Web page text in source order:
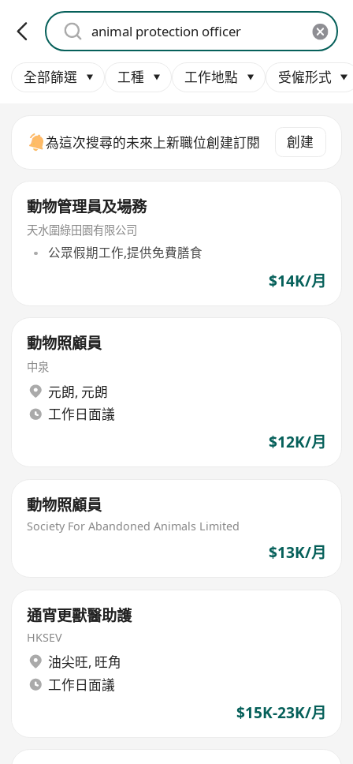
全部篩選 工種 工作地點 受僱形式
為這次搜尋的未來上新職位創建訂閱 創建
動物管理員及場務
天水圍綠田園有限公司
公眾假期工作,提供免費膳食
$14K/月
動物照顧員
中泉
元朗, 元朗
工作日面議
$12K/月
動物照顧員
Society For Abandoned Animals Limited
$13K/月
通宵更獸醫助護
HKSEV
油尖旺, 旺角
工作日面議
$15K-23K/月